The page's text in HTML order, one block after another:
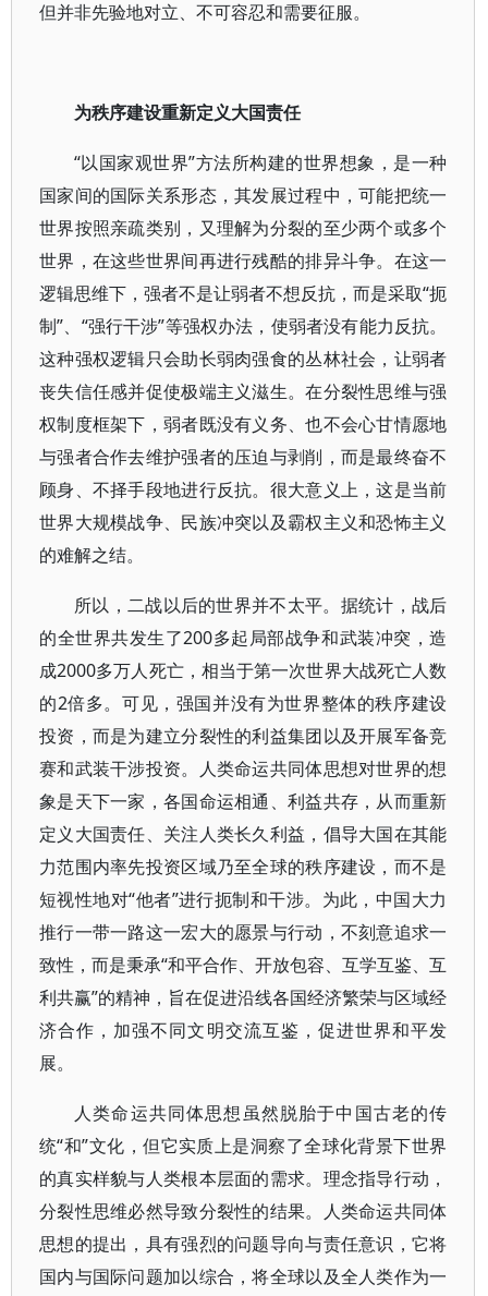
但并非先验地对立、不可容忍和需要征服。
为秩序建设重新定义大国责任
“以国家观世界”方法所构建的世界想象，是一种
国家间的国际关系形态，其发展过程中，可能把统一
世界按照亲疏类别，又理解为分裂的至少两个或多个
世界，在这些世界间再进行残酷的排异斗争。在这一
逻辑思维下，强者不是让弱者不想反抗，而是采取“扼
制”、“强行干涉”等强权办法，使弱者没有能力反抗。
这种强权逻辑只会助长弱肉强食的丛林社会，让弱者
丧失信任感并促使极端主义滋生。在分裂性思维与强
权制度框架下，弱者既没有义务、也不会心甘情愿地
与强者合作去维护强者的压迫与剥削，而是最终奋不
顾身、不择手段地进行反抗。很大意义上，这是当前
世界大规模战争、民族冲突以及霸权主义和恐怖主义
的难解之结。
所以，二战以后的世界并不太平。据统计，战后
的全世界共发生了200多起局部战争和武装冲突，造
成2000多万人死亡，相当于第一次世界大战死亡人数
的2倍多。可见，强国并没有为世界整体的秩序建设
投资，而是为建立分裂性的利益集团以及开展军备竞
赛和武装干涉投资。人类命运共同体思想对世界的想
象是天下一家，各国命运相通、利益共存，从而重新
定义大国责任、关注人类长久利益，倡导大国在其能
力范围内率先投资区域乃至全球的秩序建设，而不是
短视性地对“他者”进行扼制和干涉。为此，中国大力
推行一带一路这一宏大的愿景与行动，不刻意追求一
致性，而是秉承“和平合作、开放包容、互学互鉴、互
利共赢”的精神，旨在促进沿线各国经济繁荣与区域经
济合作，加强不同文明交流互鉴，促进世界和平发
展。
人类命运共同体思想虽然脱胎于中国古老的传
统“和”文化，但它实质上是洞察了全球化背景下世界
的真实样貌与人类根本层面的需求。理念指导行动，
分裂性思维必然导致分裂性的结果。人类命运共同体
思想的提出，具有强烈的问题导向与责任意识，它将
国内与国际问题加以综合，将全球以及全人类作为一